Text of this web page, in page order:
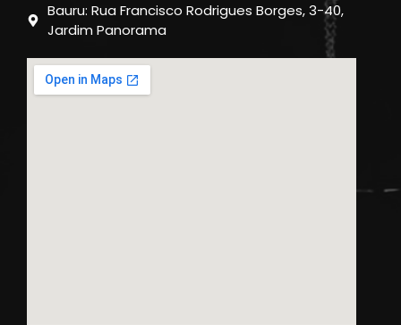
Bauru: Rua Francisco Rodrigues Borges, 3-40,
Jardim Panorama